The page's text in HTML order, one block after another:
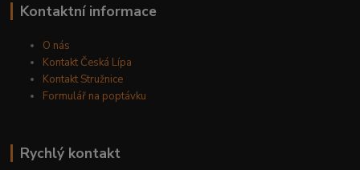
Kontaktní informace
O nás
Kontakt Česká Lípa
Kontakt Stružnice
Formulář na poptávku
Rychlý kontakt